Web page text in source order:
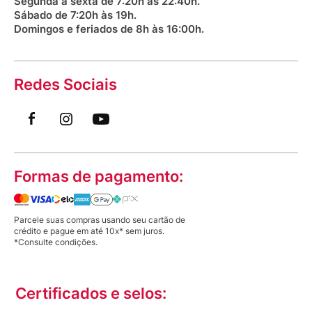
Sábado de 7:20h às 19h.
Domingos e feriados de 8h às 16:00h.
Redes Sociais
Formas de pagamento:
Parcele suas compras usando seu cartão de
crédito e pague em até 10x* sem juros.
*Consulte condições.
Certificados e selos: